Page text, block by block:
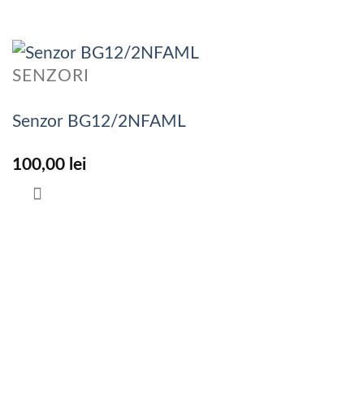
SENZORI
Senzor BG12/2NFAML
100,00 lei